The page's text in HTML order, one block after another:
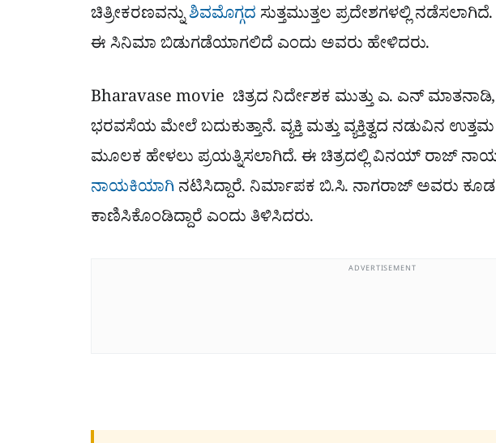
ಚಿತ್ರೀಕರಣವನ್ನುಶಿವಮೊಗ್ಗದ ಸುತ್ತಮುತ್ತಲ ಪ್ರದೇಶಗಳಲ್ಲಿ
ಈ ಸಿನಿಮಾ ಬಿಡುಗಡೆಯಾಗಲಿದೆ ಎಂದು ಅವರು ಹೇಳಿದರು.
Bharavase movie ಚಿತ್ರದ ನಿರ್ದೇಶಕ ಮುತ್ತು ಎ. ಎನ್ ಮಾತನಾಡಿ,
ಭರವಸೆಯ ಮೇಲೆ ಬದುಕುತ್ತಾನೆ. ವ್ಯಕ್ತಿ ಮತ್ತು ವ್ಯಕ್ತಿತ್ವದ ನಡುವಿನ
ಮೂಲಕ ಹೇಳಲು ಪ್ರಯತ್ನಿಸಲಾಗಿದೆ. ಈ ಚಿತ್ರದಲ್ಲಿ ವಿನಯ್ ರಾಜ್
ನಾಯಕಿಯಾಗಿನಟಿಸಿದ್ದಾರೆ. ನಿರ್ಮಾಪಕ ಬಿ.ಸಿ. ನಾಗರಾಜ್ ಅವರು
ಕಾಣಿಸಿಕೊಂಡಿದ್ದಾರೆ ಎಂದು ತಿಳಿಸಿದರು.
ADVERTISEMENT